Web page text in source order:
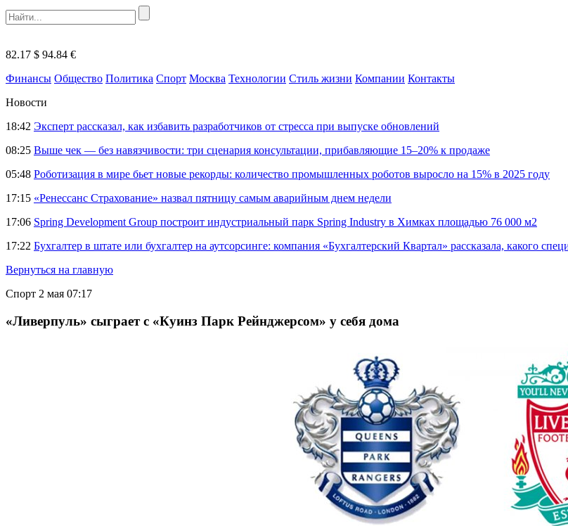
82.17 $ 94.84 €
Финансы Общество Политика Спорт Москва Технологии Стиль жизни Компании Контакты
Новости
18:42 Эксперт рассказал, как избавить разработчиков от стресса при выпуске обновлений
08:25 Выше чек — без навязчивости: три сценария консультации, прибавляющие 15–20% к продаже
05:48 Роботизация в мире бьет новые рекорды: количество промышленных роботов выросло на 15% в 2025 году
17:15 «Ренессанс Страхование» назвал пятницу самым аварийным днем недели
17:06 Spring Development Group построит индустриальный парк Spring Industry в Химках площадью 76 000 м2
17:22 Бухгалтер в штате или бухгалтер на аутсорсинге: компания «Бухгалтерский Квартал» рассказала, какого
Вернуться на главную
Спорт 2 мая 07:17
«Ливерпуль» сыграет с «Куинз Парк Рейнджерсом» у себя дома